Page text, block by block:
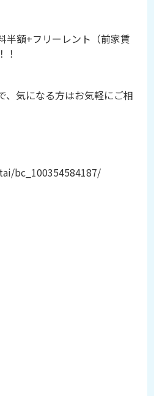
半額+フリーレント（前家賃
！
、気になる方はお気軽にご相
bc_100354584187/